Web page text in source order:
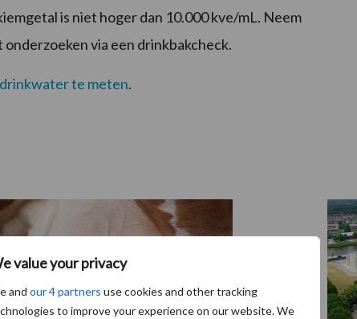
value your privacy
and our 4 partners use cookies and other tracking
to improve your experience on our website. We
is niet hoger dan 10.000 kve/mL. Neem
via een drinkbakcheck.
te meten.